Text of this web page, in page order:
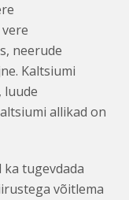
neerude
Kaltsiumi
luude
allikad on
tugevdada
võitlema